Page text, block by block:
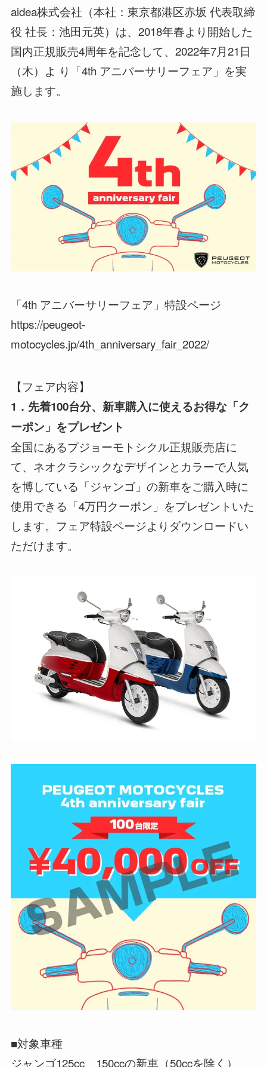
aidea株式会社（本社：東京都港区赤坂 代表取締
役 社長：池田元英）は、2018年春より開始した
国内正規販売4周年を記念して、2022年7月21日
（木）よ り「4th アニバーサリーフェア」を実
施します。
「4th アニバーサリーフェア」特設ページ
https://peugeot-
motocycles.jp/4th_anniversary_fair_2022/
【フェア内容】
1．先着100台分、新車購入に使えるお得な「ク
ーポン」をプレゼント
全国にあるプジョーモトシクル正規販売店に
て、ネオクラシックなデザインとカラーで人気
を博している「ジャンゴ」の新車をご購入時に
使用できる「4万円クーポン」をプレゼントいた
します。フェア特設ページよりダウンロードい
ただけます。
■対象車種
ジャンゴ125cc、150ccの新車（50ccを除く）